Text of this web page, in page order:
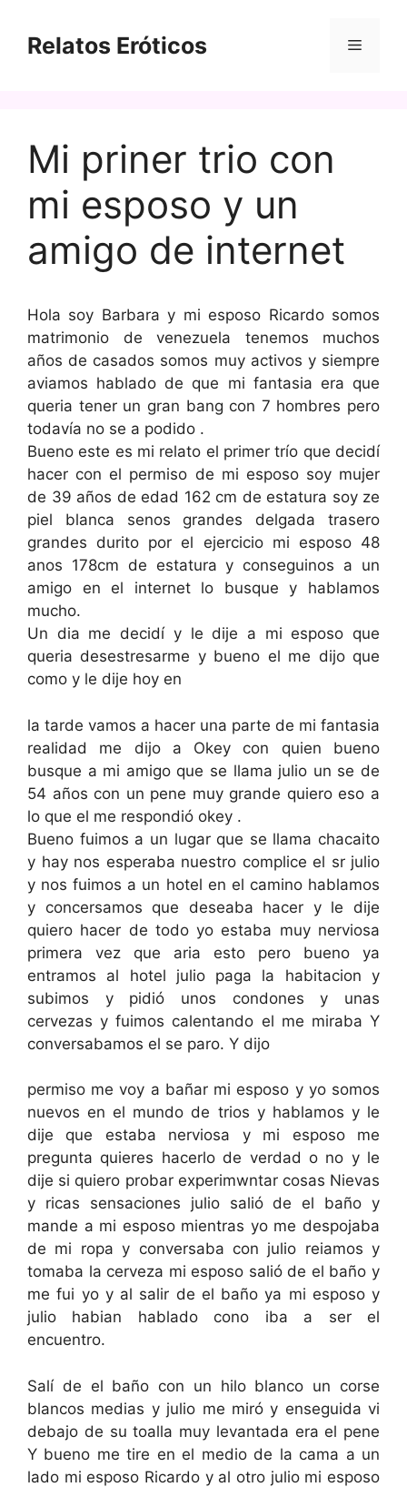
contenido
Relatos Eróticos Menú
Mi priner trio con
mi esposo y un
amigo de internet
Hola soy Barbara y mi esposo Ricardo somos
matrimonio de venezuela tenemos muchos
años de casados somos muy activos y siempre
aviamos hablado de que mi fantasia era que
queria tener un gran bang con 7 hombres pero
todavía no se a podido .
Bueno este es mi relato el primer trío que decidí
hacer con el permiso de mi esposo soy mujer
de 39 años de edad 162 cm de estatura soy ze
piel blanca senos grandes delgada trasero
grandes durito por el ejercicio mi esposo 48
anos 178cm de estatura y conseguinos a un
amigo en el internet lo busque y hablamos
mucho.
Un dia me decidí y le dije a mi esposo que
queria desestresarme y bueno el me dijo que
como y le dije hoy en
la tarde vamos a hacer una parte de mi fantasia
realidad me dijo a Okey con quien bueno
busque a mi amigo que se llama julio un se de
54 años con un pene muy grande quiero eso a
lo que el me respondió okey .
Bueno fuimos a un lugar que se llama chacaito
y hay nos esperaba nuestro complice el sr julio
y nos fuimos a un hotel en el camino hablamos
y concersamos que deseaba hacer y le dije
quiero hacer de todo yo estaba muy nerviosa
primera vez que aria esto pero bueno ya
entramos al hotel julio paga la habitacion y
subimos y pidió unos condones y unas
cervezas y fuimos calentando el me miraba Y
conversabamos el se paro. Y dijo
permiso me voy a bañar mi esposo y yo somos
nuevos en el mundo de trios y hablamos y le
dije que estaba nerviosa y mi esposo me
pregunta quieres hacerlo de verdad o no y le
dije si quiero probar experimwntar cosas Nievas
y ricas sensaciones julio salió de el baño y
mande a mi esposo mientras yo me despojaba
de mi ropa y conversaba con julio reiamos y
tomaba la cerveza mi esposo salió de el baño y
me fui yo y al salir de el baño ya mi esposo y
julio habian hablado cono iba a ser el
encuentro.
Salí de el baño con un hilo blanco un corse
blancos medias y julio me miró y enseguida vi
debajo de su toalla muy levantada era el pene
Y bueno me tire en el medio de la cama a un
lado mi esposo Ricardo y al otro julio mi esposo